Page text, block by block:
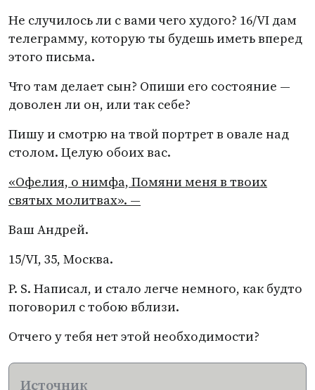
Не случилось ли с вами чего худого? 16/VI дам
телеграмму, которую ты будешь иметь вперед
этого письма.
Что там делает сын? Опиши его состояние —
доволен ли он, или так себе?
Пишу и смотрю на твой портрет в овале над
столом. Целую обоих вас.
«Офелия, о нимфа, Помяни меня в твоих
святых молитвах». —
Ваш Андрей.
15/VI, 35, Москва.
P. S. Написал, и стало легче немного, как будто
поговорил с тобою вблизи.
Отчего у тебя нет этой необходимости?